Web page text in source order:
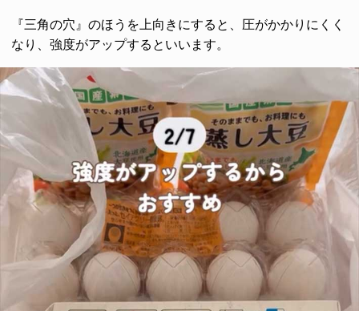
『三角の穴』のほうを上向きにすると、圧がかかりにくく
なり、強度がアップするといいます。